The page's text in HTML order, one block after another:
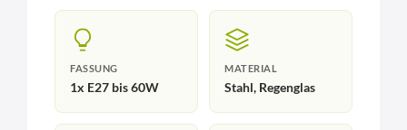
FASSUNG
1x E27 bis 60W
MATERIAL
Stahl, Regenglas